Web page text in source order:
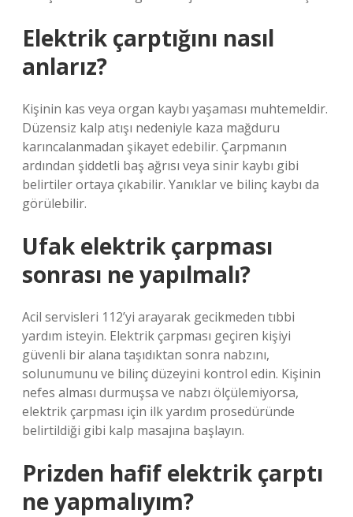
Elektrik çarptığını nasıl
anlarız?
Kişinin kas veya organ kaybı yaşaması muhtemeldir.
Düzensiz kalp atışı nedeniyle kaza mağduru
karıncalanmadan şikayet edebilir. Çarpmanın
ardından şiddetli baş ağrısı veya sinir kaybı gibi
belirtiler ortaya çıkabilir. Yanıklar ve bilinç kaybı da
görülebilir.
Ufak elektrik çarpması
sonrası ne yapılmalı?
Acil servisleri 112’yi arayarak gecikmeden tıbbi
yardım isteyin. Elektrik çarpması geçiren kişiyi
güvenli bir alana taşıdıktan sonra nabzını,
solunumunu ve bilinç düzeyini kontrol edin. Kişinin
nefes alması durmuşsa ve nabzı ölçülemiyorsa,
elektrik çarpması için ilk yardım prosedüründe
belirtildiği gibi kalp masajına başlayın.
Prizden hafif elektrik çarptı
ne yapmalıyım?